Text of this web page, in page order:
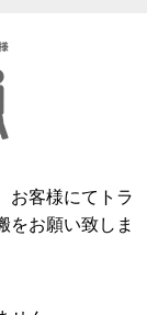
お客様にてトラ
をお願い致しま